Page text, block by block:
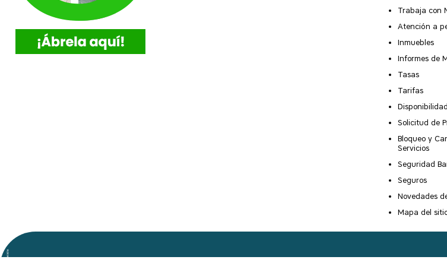
Trabaja con
Atención a
Inmuebles
Informes de
Tasas
Tarifas
Solicitud de
Bloqueo y
Servicios
Seguridad
Seguros
Novedades
Mapa del